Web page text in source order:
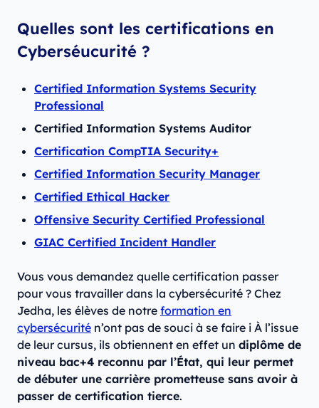
Quelles sont les certifications en
Cyberséucurité ?
Certified Information Systems Security
Professional
Certified Information Systems Auditor
Certification CompTIA Security+
Certified Information Security Manager
Certified Ethical Hacker
Offensive Security Certified Professional
GIAC Certified Incident Handler
Vous vous demandez quelle certification passer
pour vous travailler dans la cybersécurité ? Chez
Jedha, les élèves de notre formation en
cybersécurité n’ont pas de souci à se faire i À l’issue
de leur cursus, ils obtiennent en effet un diplôme de
niveau bac+4 reconnu par l’État, qui leur permet
de débuter une carrière prometteuse sans avoir à
passer de certification tierce.